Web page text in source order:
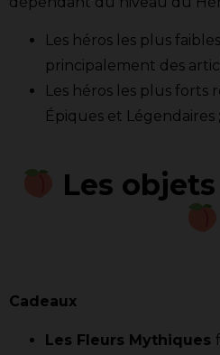
Les héros les plus
principalement des
Les héros les plus forts
Épiques et Légendaires ;
Les
Cadeaux
Les Fleurs Mythiques